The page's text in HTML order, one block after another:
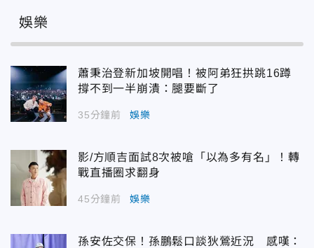
娛樂
蕭秉治登新加坡開唱！被阿弟狂拱跳16蹲
撐不到一半崩潰：腿要斷了
35分鐘前 娛樂
影/方順吉面試8次被嗆「以為多有名」！轉
戰直播圈求翻身
45分鐘前 娛樂
孫安佐交保！孫鵬鬆口談狄鶯近況 感嘆：